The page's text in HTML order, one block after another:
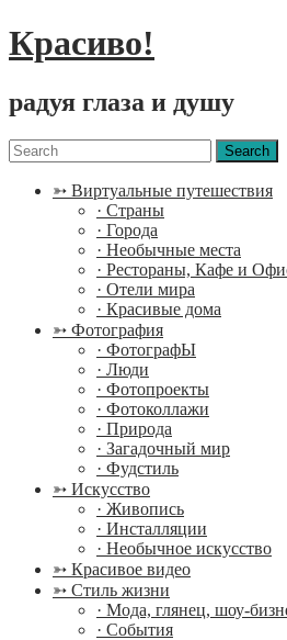
Красиво!
радуя глаза и душу
Menu
Search
for:
➳ Виртуальные путешествия
· Страны
· Города
· Необычные места
· Рестораны, Кафе и
· Отели мира
· Красивые дома
➳ Фотография
· ФотографЫ
· Люди
· Фотопроекты
· Фотоколлажи
· Природа
· Загадочный мир
· Фудстиль
➳ Искусство
· Живопись
· Инсталляции
· Необычное искусство
➳ Красивое видео
➳ Стиль жизни
· Мода, глянец, шоу-
· События